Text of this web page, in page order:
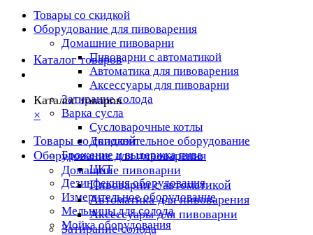
Товары со скидкой
Оборудование для пивоварения
Домашние пивоварни
Пивоварни с автоматикой
Автоматика для пивоварения
Аксессуары для пивоварни
Затирание солода
Варка сусла
Cусловарочные котлы
Дополнительное оборудование
Брожение и выдержка пива
ЦКТ
Дезинфекция оборудования
Измерительное оборудование
Мельницы для солода
Мойка оборудования
Каталог товаров
Каталог товаров
×
Товары со скидкой
Оборудование для пивоварения
Домашние пивоварни
Пивоварни с автоматикой
Автоматика для пивоварения
Аксессуары для пивоварни
Затирание солода